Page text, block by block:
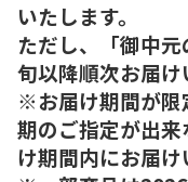
いたします。
ただし、「御中
旬以降順次お届け
※お届け期間が限
期のご指定が出
け期間内にお届け